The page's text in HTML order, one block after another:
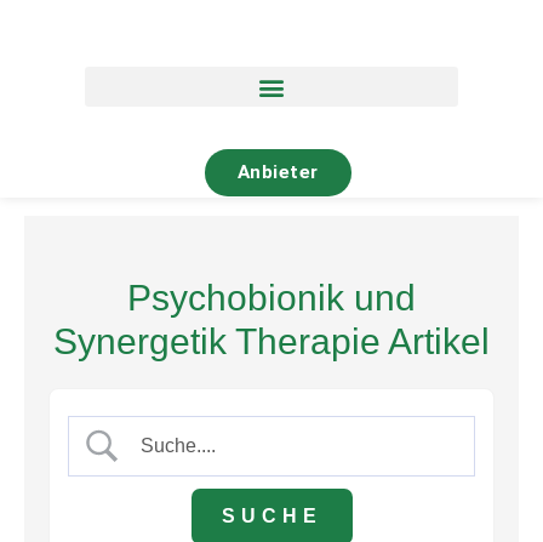
Anbieter
Psychobionik und
Synergetik Therapie Artikel